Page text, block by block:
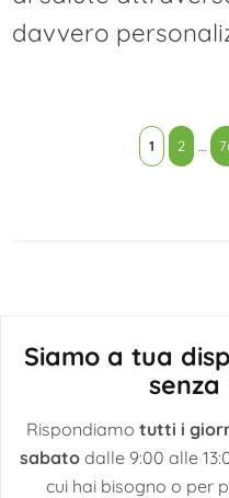
davvero
Paginazione
1 2 …
Siamo a tua
senza
Rispondiamo tutti i
sabatodalle 9:00 alle
cui hai bisogno o per